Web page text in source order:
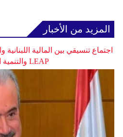
المزيد من الأخبار
اجتماع تنسيقي بين المالية
LEAP والتنمية الرقمية